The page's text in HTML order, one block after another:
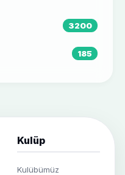
3200
185
Kulüp
Kulübümüz